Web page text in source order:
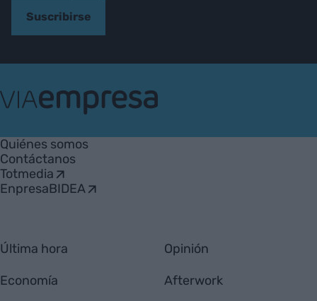
Suscribirse
Empresa
Quiénes somos
Contáctanos
Totmedia
EnpresaBIDEA
Última hora
Economía
Opinión
Afterwork